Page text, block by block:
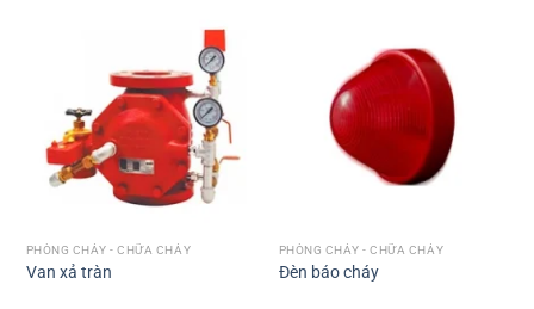
PHÒNG CHÁY - CHỮA CHÁY
Van xả tràn
PHÒNG CHÁY - CHỮA CHÁY
Đèn báo cháy